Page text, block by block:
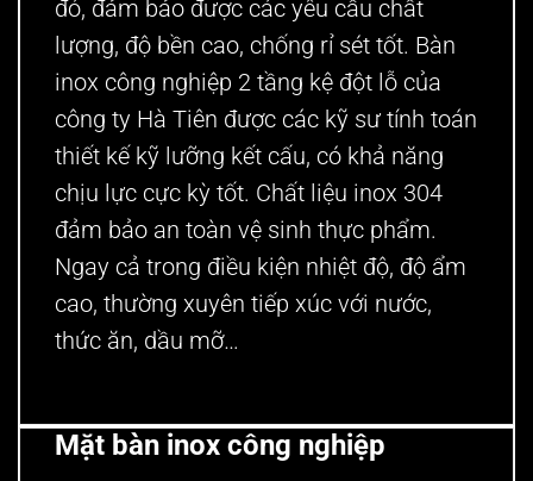
đó, đảm bảo được các yêu cầu chất
lượng, độ bền cao, chống rỉ sét tốt. Bàn
inox công nghiệp 2 tầng kệ đột lỗ của
công ty Hà Tiên được các kỹ sư tính toán
thiết kế kỹ lưỡng kết cấu, có khả năng
chịu lực cực kỳ tốt. Chất liệu inox 304
đảm bảo an toàn vệ sinh thực phẩm.
Ngay cả trong điều kiện nhiệt độ, độ ẩm
cao, thường xuyên tiếp xúc với nước,
thức ăn, dầu mỡ…
Mặt bàn inox công nghiệp